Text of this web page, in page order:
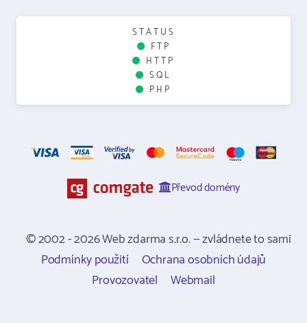
STATUS
FTP
HTTP
SQL
PHP
Převod domény
© 2002 - 2026 Web zdarma s.r.o. — zvládnete to sami
Podmínky použití
Ochrana osobních údajů
Provozovatel
Webmail